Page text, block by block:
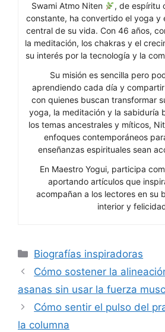
Swami Atmo Niten
, de espíritu
constante, ha convertido el yoga y
central de su vida. Con 46 años,
la meditación, los chakras y el
su interés por la tecnología y la
Su misión es sencilla pero
aprendiendo cada día y
con quienes buscan transformar
yoga, la meditación y la sabiduría
los temas ancestrales y míticos,
enfoques contemporáneos
enseñanzas espirituales sean
En Maestro Yogui, participa
aportando artículos que
acompañan a los lectores en su
interior y
Categorías
Biografías inspiradoras
Cómo sostener la
asanas sin usar la fuerza
Cómo sentir el pulso del
la columna